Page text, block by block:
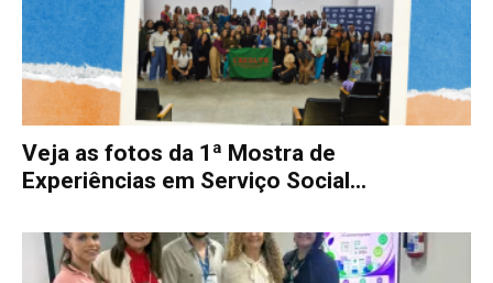
Veja as fotos da 1ª Mostra de
Experiências em Serviço Social...